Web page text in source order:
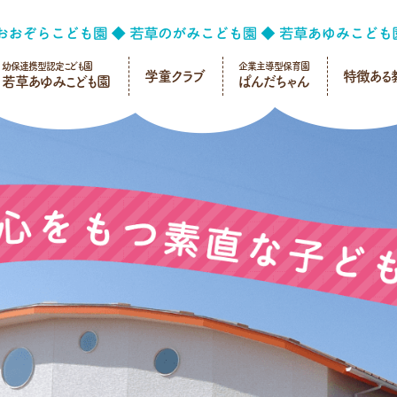
幼保連携型認定こども園
若草あゆみこども園 学童クラブ
企業主導型保育園
ぱんだちゃん 特徴ある